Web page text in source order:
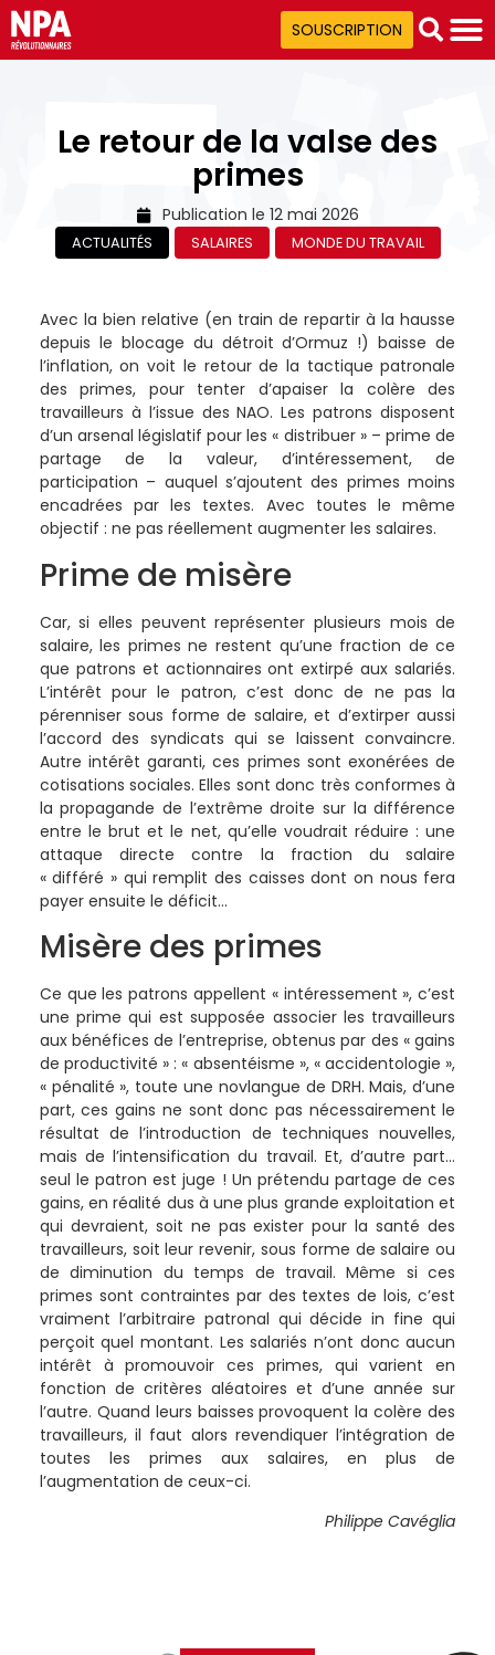
SOUSCRIPTION
Le retour de la valse des
primes
Publication le 12 mai 2026
ACTUALITÉS SALAIRES MONDE DU TRAVAIL
Avec la bien relative (en train de repartir à la hausse
depuis le blocage du détroit d’Ormuz !) baisse de
l’inflation, on voit le retour de la tactique patronale
des primes, pour tenter d’apaiser la colère des
travailleurs à l’issue des NAO. Les patrons disposent
d’un arsenal législatif pour les « distribuer » – prime de
partage de la valeur, d’intéressement, de
participation – auquel s’ajoutent des primes moins
encadrées par les textes. Avec toutes le même
objectif : ne pas réellement augmenter les salaires.
Prime de misère
Car, si elles peuvent représenter plusieurs mois de
salaire, les primes ne restent qu’une fraction de ce
que patrons et actionnaires ont extirpé aux salariés.
L’intérêt pour le patron, c’est donc de ne pas la
pérenniser sous forme de salaire, et d’extirper aussi
l’accord des syndicats qui se laissent convaincre.
Autre intérêt garanti, ces primes sont exonérées de
cotisations sociales. Elles sont donc très conformes à
la propagande de l’extrême droite sur la différence
entre le brut et le net, qu’elle voudrait réduire : une
attaque directe contre la fraction du salaire
« différé » qui remplit des caisses dont on nous fera
payer ensuite le déficit…
Misère des primes
Ce que les patrons appellent « intéressement », c’est
une prime qui est supposée associer les travailleurs
aux bénéfices de l’entreprise, obtenus par des « gains
de productivité » : « absentéisme », « accidentologie »,
« pénalité », toute une novlangue de DRH. Mais, d’une
part, ces gains ne sont donc pas nécessairement le
résultat de l’introduction de techniques nouvelles,
mais de l’intensification du travail. Et, d’autre part…
seul le patron est juge ! Un prétendu partage de ces
gains, en réalité dus à une plus grande exploitation et
qui devraient, soit ne pas exister pour la santé des
travailleurs, soit leur revenir, sous forme de salaire ou
de diminution du temps de travail. Même si ces
primes sont contraintes par des textes de lois, c’est
vraiment l’arbitraire patronal qui décide in fine qui
perçoit quel montant. Les salariés n’ont donc aucun
intérêt à promouvoir ces primes, qui varient en
fonction de critères aléatoires et d’une année sur
l’autre. Quand leurs baisses provoquent la colère des
travailleurs, il faut alors revendiquer l’intégration de
toutes les primes aux salaires, en plus de
l’augmentation de ceux-ci.
Philippe Cavéglia